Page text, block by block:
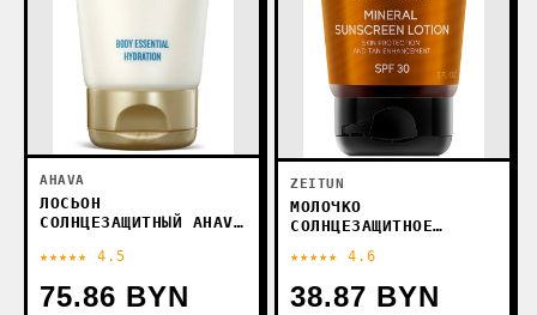
AHAVA
ЛОСЬОН
СОЛНЦЕЗАЩИТНЫЙ AHAVA
УВЛАЖНЯЮЩИЙ SPF30
★★★★★ 4.5
75.86 BYN
ZEITUN
МОЛОЧКО
СОЛНЦЕЗАЩИТНОЕ
CОЛНЦЕЗАЩИТНОЕ
МОЛОЧКО SENSE OF
SUMMER SPF30 150 МЛ
★★★★★ 4.6
38.87 BYN